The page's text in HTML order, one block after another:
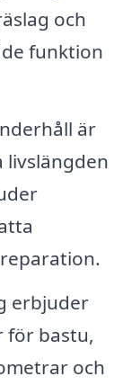
och
funktion
är
erbjuder
för bastu,
och